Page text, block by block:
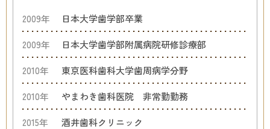
2009年 日本大学歯学部卒業
2009年 日本大学歯学部附属病院研修診療部
2010年 東京医科歯科大学歯周病学分野
2010年 やまわき歯科医院 非常勤勤務
2015年 酒井歯科クリニック